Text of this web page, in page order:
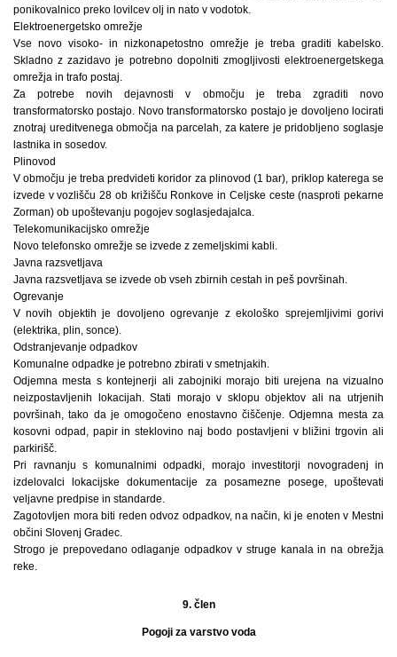
ponikovalnico preko lovilcev olj in nato v vodotok.
Elektroenergetsko omrežje
Vse novo visoko- in nizkonapetostno omrežje je treba graditi kabelsko.
Skladno z zazidavo je potrebno dopolniti zmogljivosti elektroenergetskega
omrežja in trafo postaj.
Za potrebe novih dejavnosti v območju je treba zgraditi novo
transformatorsko postajo. Novo transformatorsko postajo je dovoljeno locirati
znotraj ureditvenega območja na parcelah, za katere je pridobljeno soglasje
lastnika in sosedov.
Plinovod
V območju je treba predvideti koridor za plinovod (1 bar), priklop katerega se
izvede v vozlišču 28 ob križišču Ronkove in Celjske ceste (nasproti pekarne
Zorman) ob upoštevanju pogojev soglasjedajalca.
Telekomunikacijsko omrežje
Novo telefonsko omrežje se izvede z zemeljskimi kabli.
Javna razsvetljava
Javna razsvetljava se izvede ob vseh zbirnih cestah in peš površinah.
Ogrevanje
V novih objektih je dovoljeno ogrevanje z ekološko sprejemljivimi gorivi
(elektrika, plin, sonce).
Odstranjevanje odpadkov
Komunalne odpadke je potrebno zbirati v smetnjakih.
Odjemna mesta s kontejnerji ali zabojniki morajo biti urejena na vizualno
neizpostavljenih lokacijah. Stati morajo v sklopu objektov ali na utrjenih
površinah, tako da je omogočeno enostavno čiščenje. Odjemna mesta za
kosovni odpad, papir in steklovino naj bodo postavljeni v bližini trgovin ali
parkirišč.
Pri ravnanju s komunalnimi odpadki, morajo investitorji novogradenj in
izdelovalci lokacijske dokumentacije za posamezne posege, upoštevati
veljavne predpise in standarde.
Zagotovljen mora biti reden odvoz odpadkov, na način, ki je enoten v Mestni
občini Slovenj Gradec.
Strogo je prepovedano odlaganje odpadkov v struge kanala in na obrežja
reke.
9. člen
Pogoji za varstvo voda